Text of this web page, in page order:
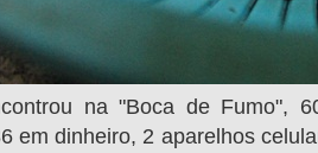
na"Boca de Fumo",
em dinheiro, 2 aparelhos